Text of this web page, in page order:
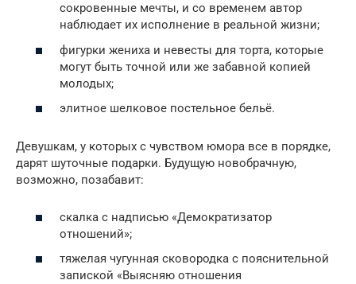
сокровенные мечты, и со временем автор
наблюдает их исполнение в реальной жизни;
фигурки жениха и невесты для торта, которые
могут быть точной или же забавной копией
молодых;
элитное шелковое постельное бельё.
Девушкам, у которых с чувством юмора все в порядке,
дарят шуточные подарки. Будущую новобрачную,
возможно, позабавит:
скалка с надписью «Демократизатор
отношений»;
тяжелая чугунная сковородка с пояснительной
запиской «Выясняю отношения